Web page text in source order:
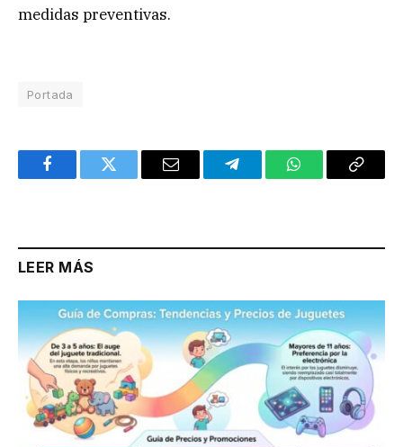
medidas preventivas.
Portada
FacebookTwitter Email TelegramWhatsAppCopy
LEER MÁS